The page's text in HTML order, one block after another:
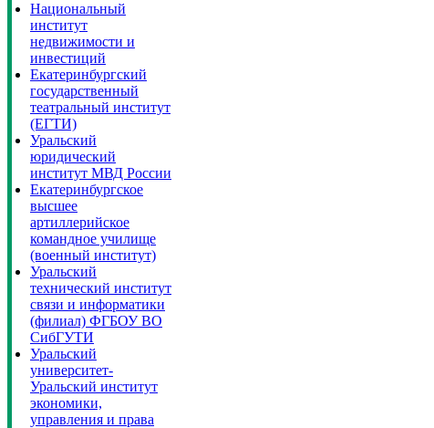
Национальный
институт
недвижимости и
инвестиций
Екатеринбургский
государственный
театральный институт
(ЕГТИ)
Уральский
юридический
институт МВД России
Екатеринбургское
высшее
артиллерийское
командное училище
(военный институт)
Уральский
технический институт
связи и информатики
(филиал) ФГБОУ ВО
СибГУТИ
Уральский
университет-
Уральский институт
экономики,
управления и права